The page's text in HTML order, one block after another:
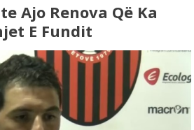
Ajo Renova Që Ka
E Fundit